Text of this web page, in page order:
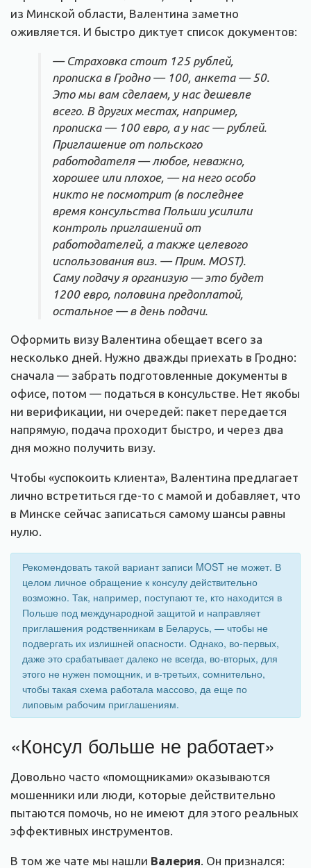
из Минской области, Валентина заметно
оживляется. И быстро диктует список документов:
— Страховка стоит 125 рублей,
прописка в Гродно — 100, анкета — 50.
Это мы вам сделаем, у нас дешевле
всего. В других местах, например,
прописка — 100 евро, а у нас — рублей.
Приглашение от польского
работодателя — любое, неважно,
хорошее или плохое, — на него особо
никто не посмотрит (в последнее
время консульства Польши усилили
контроль приглашений от
работодателей, а также целевого
использования виз. — Прим. MOST).
Саму подачу я организую — это будет
1200 евро, половина предоплатой,
остальное — в день подачи.
Оформить визу Валентина обещает всего за
несколько дней. Нужно дважды приехать в Гродно:
сначала — забрать подготовленные документы в
офисе, потом — податься в консульстве. Нет якобы
ни верификации, ни очередей: пакет передается
напрямую, подача проходит быстро, и через два
дня можно получить визу.
Чтобы «успокоить клиента», Валентина предлагает
лично встретиться где-то с мамой и добавляет, что
в Минске сейчас записаться самому шансы равны
нулю.
Рекомендовать такой вариант записи MOST не может. В
целом личное обращение к консулу действительно
возможно. Так, например, поступают те, кто находится в
Польше под международной защитой и направляет
приглашения родственникам в Беларусь, — чтобы не
подвергать их излишней опасности. Однако, во-первых,
даже это срабатывает далеко не всегда, во-вторых, для
этого не нужен помощник, и в-третьих, сомнительно,
чтобы такая схема работала массово, да еще по
липовым рабочим приглашениям.
«Консул больше не работает»
Довольно часто «помощниками» оказываются
мошенники или люди, которые действительно
пытаются помочь, но не имеют для этого реальных
эффективных инструментов.
В том же чате мы нашли Валерия . Он признался: